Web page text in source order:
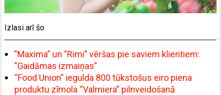
Izlasi arī šo
”Maxima” un ”Rimi” vēršas pie saviem klientiem:
”Gaidāmas izmaiņas”
“Food Union” iegulda 800 tūkstošus eiro piena
produktu zīmola “Valmiera” pilnveidošanā